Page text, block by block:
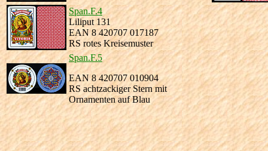
Span.F.4
Liliput 131
EAN 8 420707 017187
RS rotes Kreisemuster
Span.F.5
EAN 8 420707 010904
RS achtzackiger Stern mit
Ornamenten auf Blau